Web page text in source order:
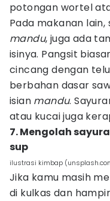
potongan wortel
Pada makanan
mandu, juga ada
isinya. Pangsit
cincang dengan
berbahan dasar
isian mandu.
atau kucai juga
7. Mengolah
sup
ilustrasi kimbap
Jika kamu masih
di kulkas dan